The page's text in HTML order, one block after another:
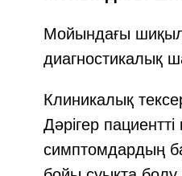
Мойындағы
диагностикалық
Клиникалық
Дәрігер
симптомдардың